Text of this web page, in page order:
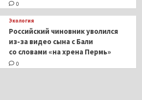
0
Экология
Российский чиновник уволился
из-за видео сына с Бали
со словами «на хрена Пермь»
0